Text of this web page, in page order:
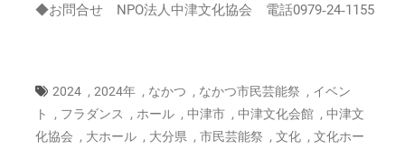
◆お問合せ NPO法人中津文化協会 電話0979‐24‐1155
2024 , 2024年 , なかつ , なかつ市民芸能祭 , イベン
ト
, フラダンス , ホール , 中津市 , 中津文化会館 , 中津文
化協会 , 大ホール , 大分県 , 市民芸能祭 , 文化 , 文化ホー